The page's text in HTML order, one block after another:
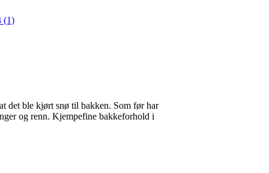
(1)
det ble kjørt snø til bakken. Som før har
og renn. Kjempefine bakkeforhold i